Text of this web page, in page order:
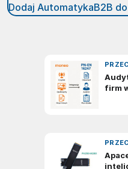
Dodaj AutomatykaB2B